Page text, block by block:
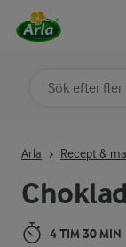
4 TIM 30 MIN
Arla Recept &
Sök på